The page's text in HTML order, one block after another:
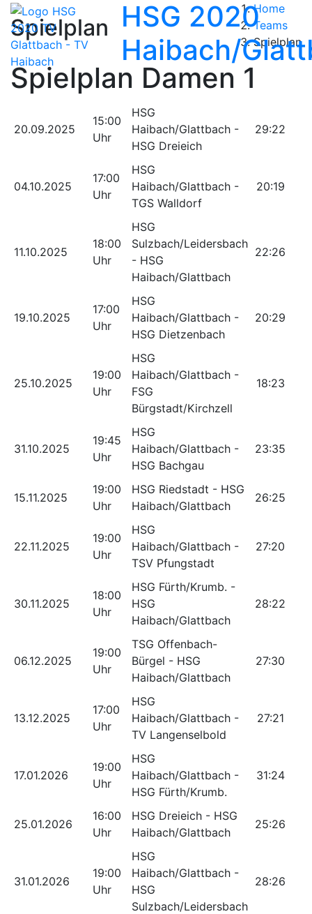
HSG 2020
Haibach/
Spielplan
Home
Teams
Spielplan
Spielplan Damen 1
20.09.2025
15:00
Uhr
HSG
Haibach/Glattbach -
HSG Dreieich
29:22
04.10.2025
17:00
Uhr
HSG
Haibach/Glattbach -
TGS Walldorf
20:19
11.10.2025
18:00
Uhr
HSG
Sulzbach/Leidersbach
- HSG
Haibach/Glattbach
22:26
19.10.2025
17:00
Uhr
HSG
Haibach/Glattbach -
HSG Dietzenbach
20:29
25.10.2025
19:00
Uhr
HSG
Haibach/Glattbach -
FSG
Bürgstadt/Kirchzell
18:23
31.10.2025
19:45
Uhr
HSG
Haibach/Glattbach -
HSG Bachgau
23:35
15.11.2025
19:00
Uhr
HSG Riedstadt - HSG
Haibach/Glattbach
26:25
22.11.2025
19:00
Uhr
HSG
Haibach/Glattbach -
TSV Pfungstadt
27:20
30.11.2025
18:00
Uhr
HSG Fürth/Krumb. -
HSG
Haibach/Glattbach
28:22
06.12.2025
19:00
Uhr
TSG Offenbach-
Bürgel - HSG
Haibach/Glattbach
27:30
13.12.2025
17:00
Uhr
HSG
Haibach/Glattbach -
TV Langenselbold
27:21
17.01.2026
19:00
Uhr
HSG
Haibach/Glattbach -
HSG Fürth/Krumb.
31:24
25.01.2026
16:00
Uhr
HSG Dreieich - HSG
Haibach/Glattbach
25:26
31.01.2026
19:00
Uhr
HSG
Haibach/Glattbach -
HSG
Sulzbach/Leidersbach
28:26